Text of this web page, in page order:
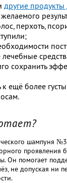
другие продукты
перхоть,
сохранить
к ещё более
шампуня
проявления
Он помогает
не допуская ни